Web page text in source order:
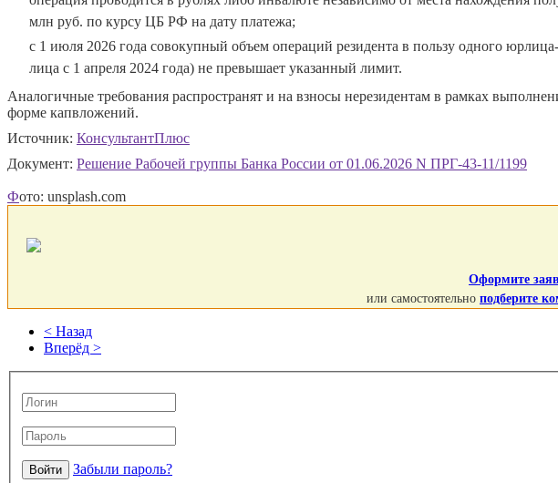
млн руб. по курсу ЦБ РФ на дату платежа;
с 1 июля 2026 года совокупный объем операций резидента в пользу одного
лица с 1 апреля 2024 года) не превышает указанный лимит.
Аналогичные требования распространят и на взносы нерезидентам в рамках
форме капвложений.
Источник: КонсультантПлюс
Документ: Решение Рабочей группы Банка России от 01.06.2026 N ПРГ-43-11/1199
Фото: unsplash.com
Оформите
или самостоятельно подберите
< Назад
Вперёд >
Забыли пароль?